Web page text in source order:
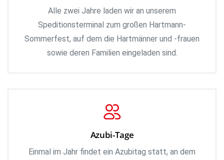
Alle zwei Jahre laden wir an unserem
Speditionsterminal zum großen Hartmann-
Sommerfest, auf dem die Hartmänner und -frauen
sowie deren Familien eingeladen sind.
Azubi-Tage
Einmal im Jahr findet ein Azubitag statt, an dem